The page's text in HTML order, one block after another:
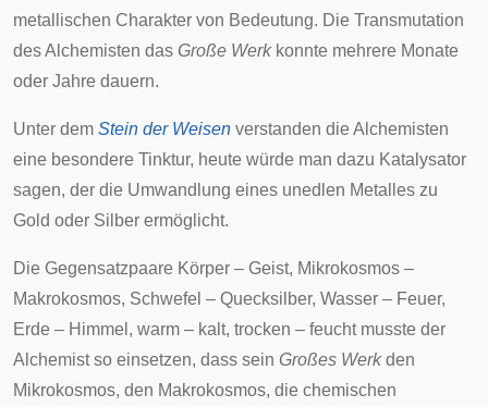
metallischen Charakter von Bedeutung. Die Transmutation
des Alchemisten das Große Werkkonnte mehrere Monate
oder Jahre dauern.
Unter dem Stein der Weisen verstanden die Alchemisten
eine besondere Tinktur, heute würde man dazu Katalysator
sagen, der die Umwandlung eines unedlen Metalles zu
Gold oder Silber ermöglicht.
Die Gegensatzpaare Körper – Geist, Mikrokosmos –
Makrokosmos, Schwefel – Quecksilber, Wasser – Feuer,
Erde – Himmel, warm – kalt, trocken – feucht musste der
Alchemist so einsetzen, dass sein Großes Werkden
Mikrokosmos, den Makrokosmos, die chemischen